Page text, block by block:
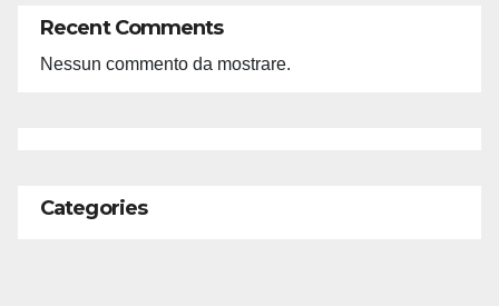
Recent Comments
Nessun commento da mostrare.
Categories